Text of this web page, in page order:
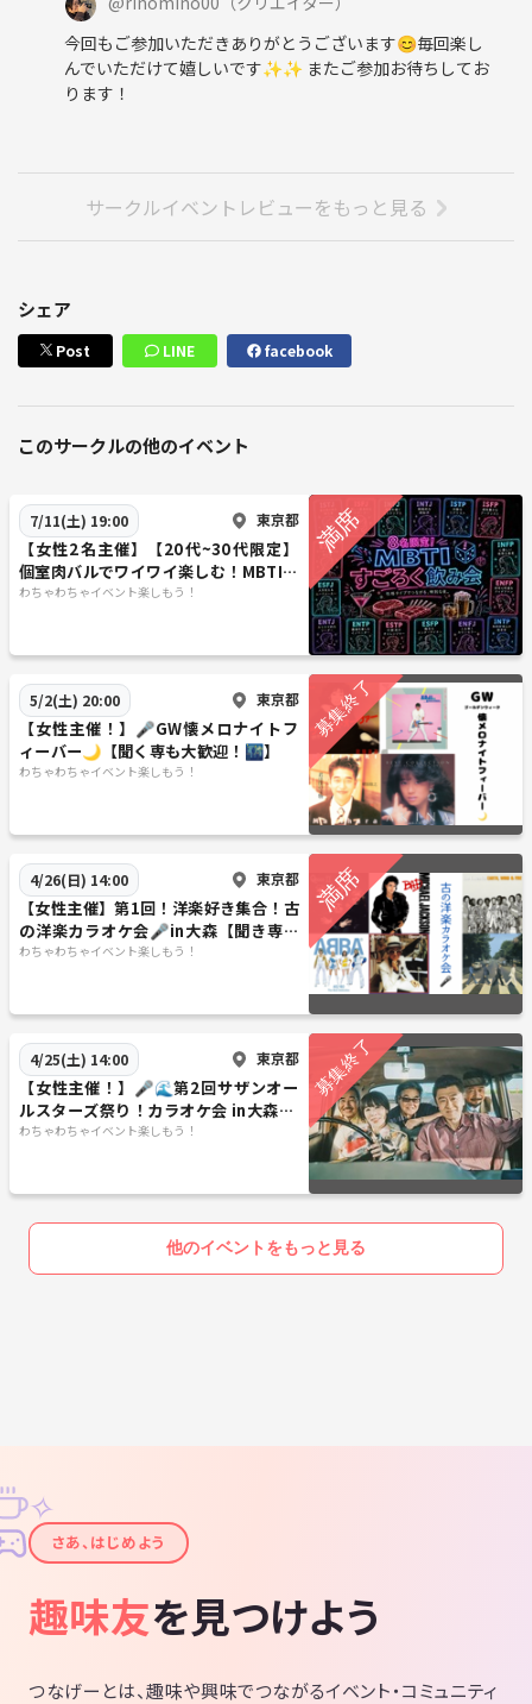
今回もご参加いただきありがとうございます😊毎回楽し
んでいただけて嬉しいです✨️✨️ またご参加お待ちしてお
ります！
サークルイベントレビューをもっと見る
シェア
Post LINE facebook
このサークルの他のイベント
7/11(土) 19:00 東京都
【女性2名主催】【20代~30代限定】
個室肉バルでワイワイ楽しむ！MBTIす
ごろく飲み会🎲
わちゃわちゃイベント楽しもう！
5/2(土) 20:00 東京都
【女性主催！】🎤GW懐メロナイトフ
ィーバー🌙【聞く専も大歓迎！🌃】
わちゃわちゃイベント楽しもう！
4/26(日) 14:00 東京都
【女性主催】第1回！洋楽好き集合！古
の洋楽カラオケ会🎤in大森【聞き専も
大歓迎🙆‍♀️】
わちゃわちゃイベント楽しもう！
4/25(土) 14:00 東京都
【女性主催！】🎤🌊第2回サザンオー
ルスターズ祭り！カラオケ会 in大森🎤
【聞くも大歓迎！🌊】
わちゃわちゃイベント楽しもう！
他のイベントをもっと見る
✦
✧
さあ、はじめよう
趣味友を見つけよう
つなげーとは、趣味や興味でつながるイベント・コミュニティ